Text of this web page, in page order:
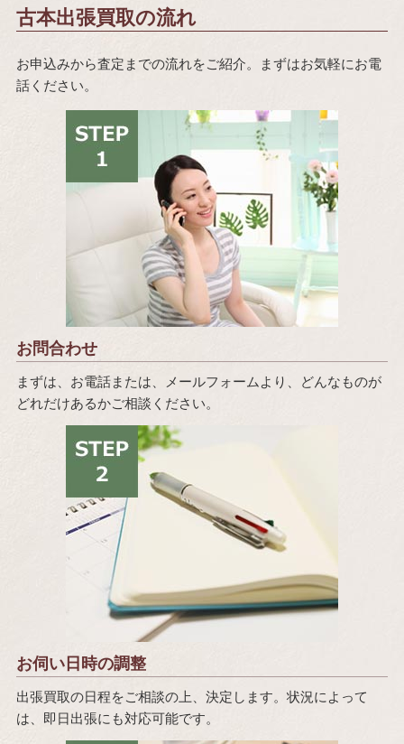
古本出張買取の流れ
お申込みから査定までの流れをご紹介。まずはお気軽にお電
話ください。
お問合わせ
まずは、お電話または、メールフォームより、どんなものが
どれだけあるかご相談ください。
お伺い日時の調整
出張買取の日程をご相談の上、決定します。状況によって
は、即日出張にも対応可能です。